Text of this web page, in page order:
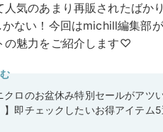
気のあまり再販されたばか
ない！今回はmichill編集部
の魅力をご紹介します♡
クロのお盆休み特別セールがアツ
】即チェックしたいお得アイテム5